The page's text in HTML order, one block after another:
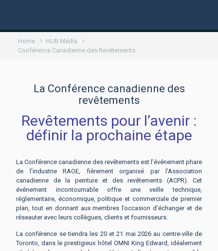
Home
HUB Média
Conférence Canadienne des Revêtements
La Conférence canadienne des
revêtements
Revêtements pour l’avenir :
définir la prochaine étape
La Conférence canadienne des revêtements est l’événement phare
de l’industrie RAOE, fièrement organisé par l’Association
canadienne de la peinture et des revêtements (ACPR). Cet
événement incontournable offre une veille technique,
réglementaire, économique, politique et commerciale de premier
plan, tout en donnant aux membres l’occasion d’échanger et de
réseauter avec leurs collègues, clients et fournisseurs.
La conférence se tiendra les 20 et 21 mai 2026 au centre-ville de
Toronto, dans le prestigieux hôtel OMNI King Edward, idéalement